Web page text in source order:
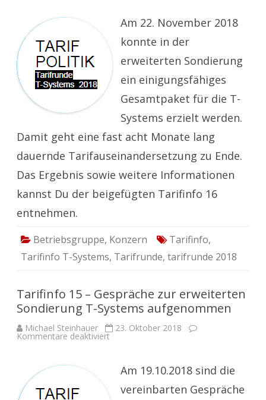
erweiterte
Sondierungen
bringen
Tarifergebnis
Am 22. November 2018
konnte in der
erweiterten Sondierung
ein einigungsfähiges
Gesamtpaket für die T-
Systems erzielt werden.
Damit geht eine fast acht Monate lang
dauernde Tarifauseinandersetzung zu Ende.
Das Ergebnis sowie weitere Informationen
kannst Du der beigefügten Tarifinfo 16
entnehmen.
Betriebsgruppe, Konzern Tarifinfo,
Tarifinfo T-Systems, Tarifrunde, tarifrunde 2018
Tarifinfo 15 – Gespräche zur erweiterten
Sondierung T-Systems aufgenommen
Michael Steinhauer 23. Oktober 2018
Kommentare deaktiviertfür
Gespräche
zur
erweiterten
Sondierung
Am 19.10.2018 sind die
vereinbarten Gespräche